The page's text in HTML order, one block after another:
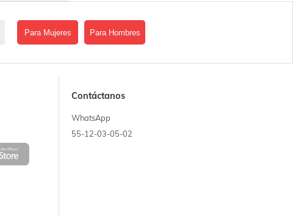
Para Mujeres Para Hombres
Contáctanos
WhatsApp
55-12-03-05-02